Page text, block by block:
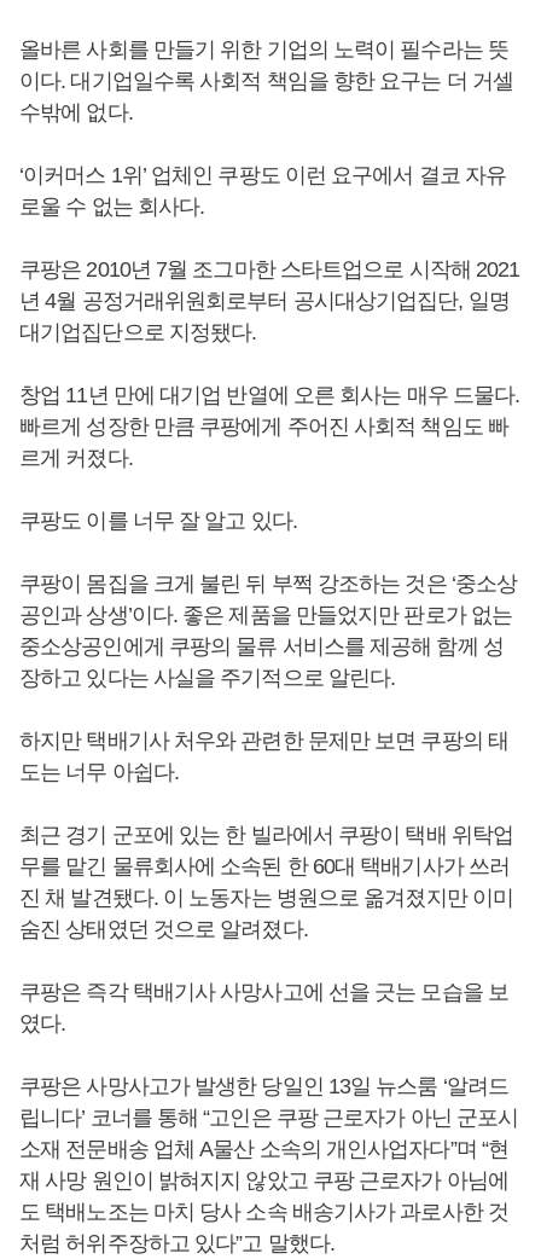
올바른 사회를 만들기 위한 기업의 노력이 필수라는 뜻
이다. 대기업일수록 사회적 책임을 향한 요구는 더 거셀
수밖에 없다.
‘이커머스 1위’ 업체인 쿠팡도 이런 요구에서 결코 자유
로울 수 없는 회사다.
쿠팡은 2010년 7월 조그마한 스타트업으로 시작해 2021
년 4월 공정거래위원회로부터 공시대상기업집단, 일명
대기업집단으로 지정됐다.
창업 11년 만에 대기업 반열에 오른 회사는 매우 드물다.
빠르게 성장한 만큼 쿠팡에게 주어진 사회적 책임도 빠
르게 커졌다.
쿠팡도 이를 너무 잘 알고 있다.
쿠팡이 몸집을 크게 불린 뒤 부쩍 강조하는 것은 ‘중소상
공인과 상생’이다. 좋은 제품을 만들었지만 판로가 없는
중소상공인에게 쿠팡의 물류 서비스를 제공해 함께 성
장하고 있다는 사실을 주기적으로 알린다.
하지만 택배기사 처우와 관련한 문제만 보면 쿠팡의 태
도는 너무 아쉽다.
최근 경기 군포에 있는 한 빌라에서 쿠팡이 택배 위탁업
무를 맡긴 물류회사에 소속된 한 60대 택배기사가 쓰러
진 채 발견됐다. 이 노동자는 병원으로 옮겨졌지만 이미
숨진 상태였던 것으로 알려졌다.
쿠팡은 즉각 택배기사 사망사고에 선을 긋는 모습을 보
였다.
쿠팡은 사망사고가 발생한 당일인 13일 뉴스룸 ‘알려드
립니다’ 코너를 통해 “고인은 쿠팡 근로자가 아닌 군포시
소재 전문배송 업체 A물산 소속의 개인사업자다”며 “현
재 사망 원인이 밝혀지지 않았고 쿠팡 근로자가 아님에
도 택배노조는 마치 당사 소속 배송기사가 과로사한 것
처럼 허위주장하고 있다”고 말했다.